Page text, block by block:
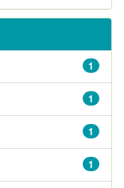
1
1
1
1